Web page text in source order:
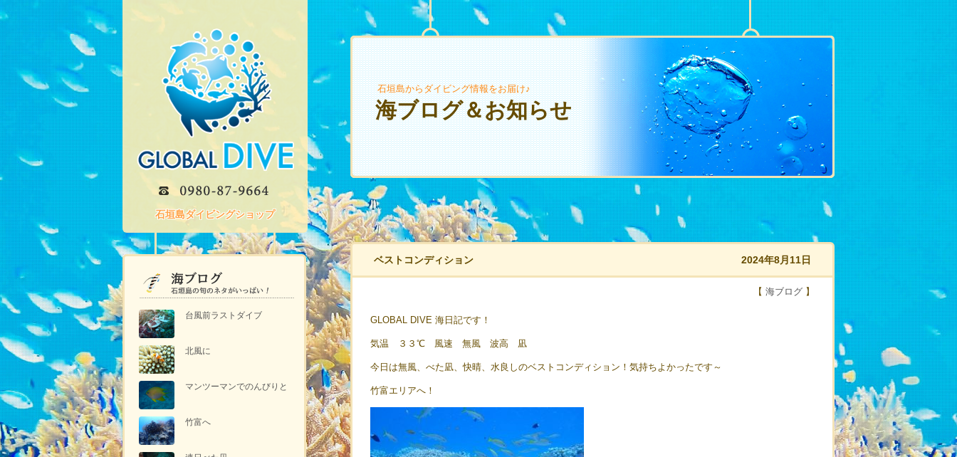
石垣島ダイビングショップ
台風前ラストダイブ
北風に
マンツーマンでのんびりと
竹富へ
石垣島からダイビング情報をお届け♪
海ブログ＆お知らせ
ベストコンディション 2024年8月11日
【 海ブログ 】
GLOBAL DIVE 海日記です！
気温 ３３℃ 風速 無風 波高 凪
今日は無風、べた凪、快晴、水良しのベストコンディション！気持ちよかったです～
竹富エリアへ！